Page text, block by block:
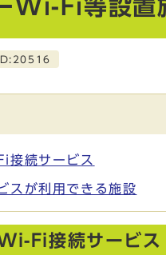
Wi-Fi等設置
ID:20516
接続サービス
スが利用できる施設
Fi接続サービス